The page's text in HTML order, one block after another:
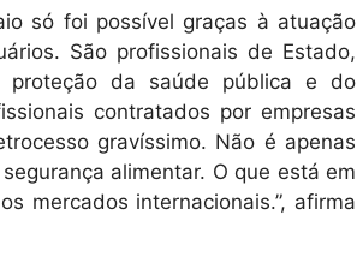
só foi possível graças à atuação
São profissionais de Estado,
proteção da saúde pública e do
contratados por empresas
gravíssimo. Não é apenas
alimentar. O que está em
mercados internacionais.”, afirma